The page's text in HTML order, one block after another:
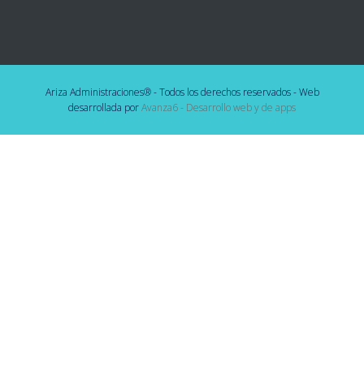
Ariza Administraciones® - Todos los derechos reservados - Web
desarrollada porAvanza6 - Desarrollo web y de apps